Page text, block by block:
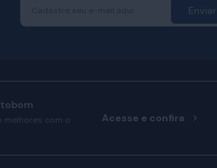
Enviar
melhores com o Acesse e confira